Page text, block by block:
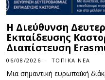
Η Διεύθυνση
Εκπαίδευσης
Διαπίστευση
06/08/2026 ΤΟΠΙΚΆ ΝΈΑ
Μια σημαντική ευρωπαϊκή